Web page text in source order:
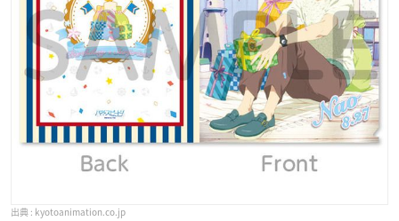
kyotoanimation.co.jp